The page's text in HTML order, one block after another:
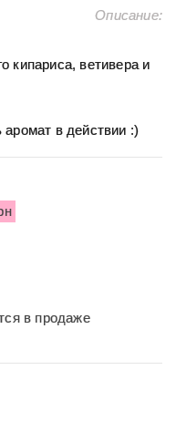
Описание:
кипариса, ветивера и
в действии :)
в продаже